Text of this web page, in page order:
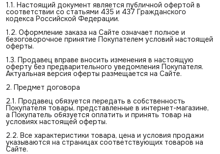
1.1. Настоящий документ является публичной офертой в
соответствии со статьями 435 и 437 Гражданского
кодекса Российской Федерации.
1.2. Оформление заказа на Сайте означает полное и
безоговорочное принятие Покупателем условий настоящей
оферты.
1.3. Продавец вправе вносить изменения в настоящую
оферту без предварительного уведомления Покупателя.
Актуальная версия оферты размещается на Сайте.
2. Предмет договора
2.1. Продавец обязуется передать в собственность
Покупателя товары, представленные в интернет-магазине,
а Покупатель обязуется оплатить и принять товар на
условиях настоящей оферты.
2.2. Все характеристики товара, цена и условия продажи
указываются на страницах соответствующих товаров на
Сайте.